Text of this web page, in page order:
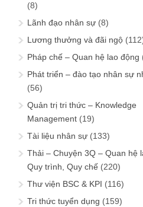
(8)
Lãnh đạo nhân sự (8)
Lương thưởng và đãi ngộ
Pháp chế – Quan hệ lao động
Phát triển – đào tạo nhân sự
(56)
Quản trị tri thức – Knowledge
Management (19)
Tài liệu nhân sự (133)
Thải – Chuyện 3Q – Quan hệ
Quy trình, Quy chế (220)
Thư viện BSC & KPI (116)
Tri thức tuyển dụng (159)